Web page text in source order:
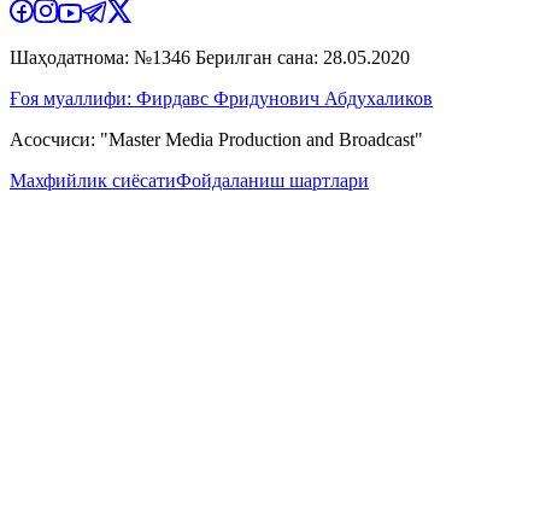
Шаҳодатнома: №1346 Берилган сана: 28.05.2020
Ғоя муаллифи: Фирдавс Фридунович Абдухаликов
Асосчиси: "Master Media Production and Broadcast"
Махфийлик сиёсатиФойдаланиш шартлари